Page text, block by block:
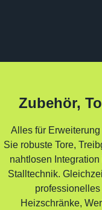
Zubehör,
Alles für
Sie robuste Tore,
nahtlosen
Stalltechnik.
Heizschränke,